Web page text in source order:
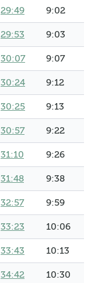
29:49 9:02
29:53 9:03
30:07 9:07
30:24 9:12
30:25 9:13
30:57 9:22
31:10 9:26
31:48 9:38
32:57 9:59
33:23 10:06
33:43 10:13
34:42 10:30